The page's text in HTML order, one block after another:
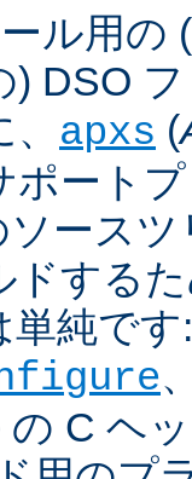
ル用の
) DSO
apxs (
ポート
ースツ
ドする
単純で
の C ヘ